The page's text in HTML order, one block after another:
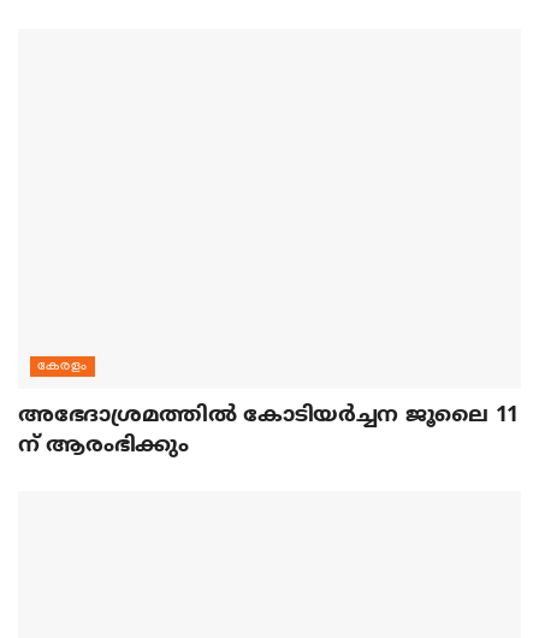
കേരളം
അഭേദാശ്രമത്തില്‍ കോടിയര്‍ച്ചന ജൂലൈ 11
ന് ആരംഭിക്കും